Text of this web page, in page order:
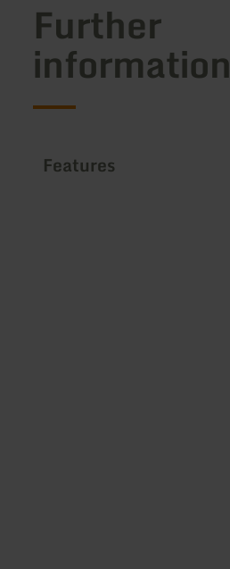
Further
information
Features